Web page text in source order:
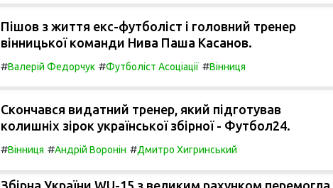
Пішов з життя екс-футболіст і головний тренер
вінницької команди Нива Паша Касанов.
#Валерій Федорчук #Футболіст Асоціації #Вінниця
Скончався видатний тренер, який підготував
колишніх зірок української збірної - Футбол24.
#Вінниця #Андрій Воронін #Дмитро Хигринський
Збірна України WU-15 з великим рахунком перемогла